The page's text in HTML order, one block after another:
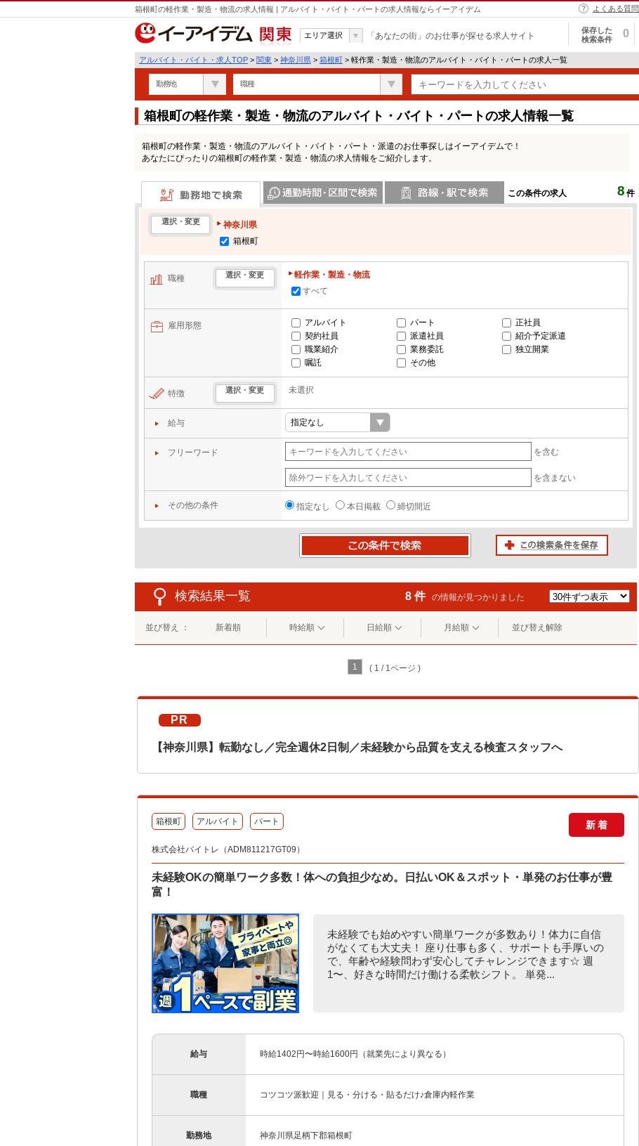
箱根町の軽作業・製造・物流の求人情報 | アルバイト・バイト・パートの求人情報ならイーアイデム よくある質問
関東
エリア選択 「あなたの街」のお仕事が探せる求人サイト
保存した
検索条件
0
アルバイト・バイト・求人TOP > 関東 > 神奈川県 > 箱根町 > 軽作業・製造・物流のアルバイト・バイト・パートの求人一覧
勤務地 職種
箱根町の軽作業・製造・物流のアルバイト・バイト・パートの求人情報一覧
箱根町の軽作業・製造・物流のアルバイト・バイト・パート・派遣のお仕事探しはイーアイデムで！
あなたにぴったりの箱根町の軽作業・製造・物流の求人情報をご紹介します。
この条件の求人 8 件
勤務地で検索
選択・変更
神奈川県
箱根町
職種 選択・変更
軽作業・製造・物流
すべて
雇用形態 アルバイト パート
正社員
契約社員
派遣社員
紹介予定派遣
職業紹介
業務委託
独立開業
嘱託
その他
特徴 選択・変更 未選択
給与
フリーワード を含む
を含まない
その他の条件 指定なし 本日掲載 締切間近
検索結果一覧 8 件 の情報が見つかりました
並び替え ： 新着順 時給順 日給順 月給順 並び替え解除
1 ( 1 / 1ページ )
PR
【神奈川県】転勤なし／完全週休2日制／未経験から品質を支える検査スタッフへ
箱根町 アルバイト パート 新着
株式会社バイトレ（ADM811217GT09）
未経験OKの簡単ワーク多数！体への負担少なめ。日払いOK＆スポット・単発のお仕事が豊
富！
未経験でも始めやすい簡単ワークが多数あり！体力に自信
がなくても大丈夫！ 座り仕事も多く、サポートも手厚いの
で、年齢や経験問わず安心してチャレンジできます☆ 週
1〜、好きな時間だけ働ける柔軟シフト。 単発...
給与 時給1402円〜時給1600円（就業先により異なる）
職種 コツコツ派歓迎｜見る・分ける・貼るだけ♪倉庫内軽作業
勤務地 神奈川県足柄下郡箱根町